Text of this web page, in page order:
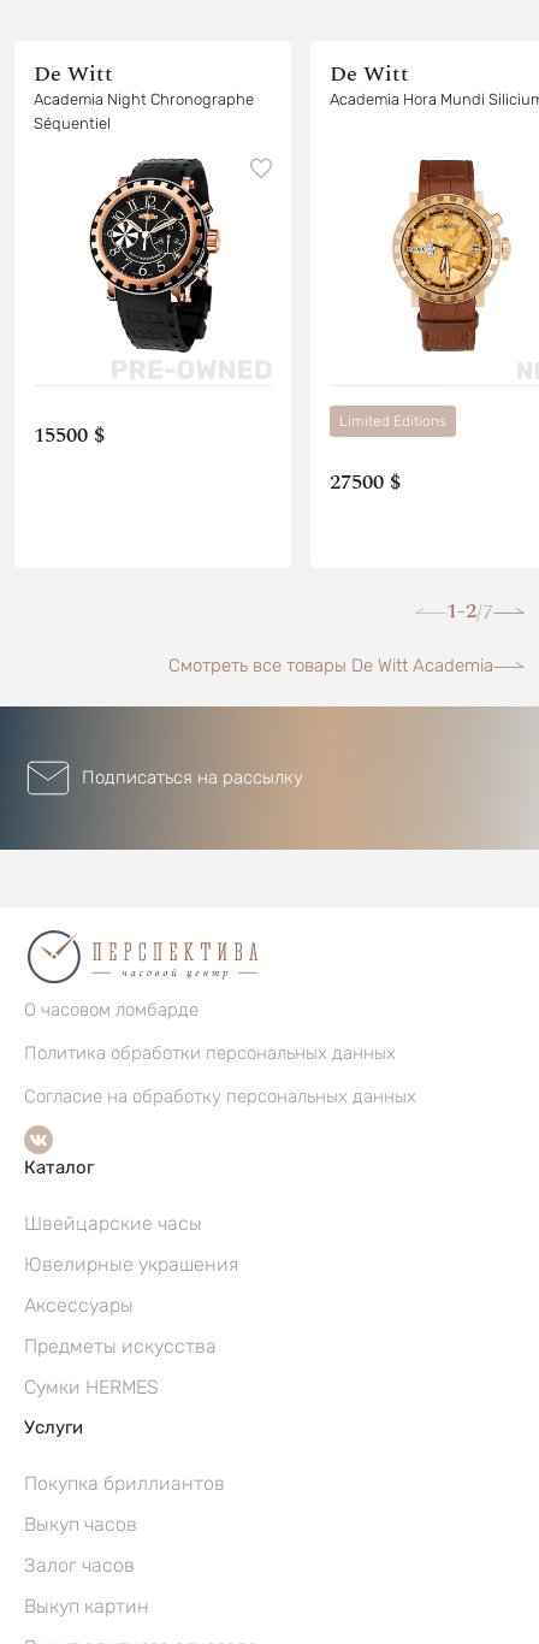
De Witt
Academia Night Chronographe
Séquentiel
15500 $
De Witt
Academia Hora Mundi
Limited Editions
27500 $
1-2/7
Смотреть все товары De Witt Academia
Подписаться на рассылку
О часовом ломбарде
Политика обработки персональных данных
Согласие на обработку персональных данных
Каталог
Швейцарские часы
Ювелирные украшения
Аксессуары
Предметы искусства
Сумки HERMES
Услуги
Покупка бриллиантов
Выкуп часов
Залог часов
Выкуп картин